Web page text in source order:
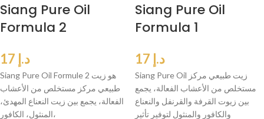
Siang Pure Oil
Formula 2
د.إ
Siang Pure Oil Formule 2 هو زيت
طبيعي مركز مستخلص من الأعشاب
الفعالة، يجمع بين زيت النعناع المهدئ،
المنثول، الكافور،
Siang Pure Oil
Formula 1
د.إ
Siang Pure Oil زيت طبيعي مركز
مستخلص من الأعشاب الفعالة، يجمع
بين زيوت القرفة والقرنفل والنعناع
والكافور والمنثول لتوفير تأثير